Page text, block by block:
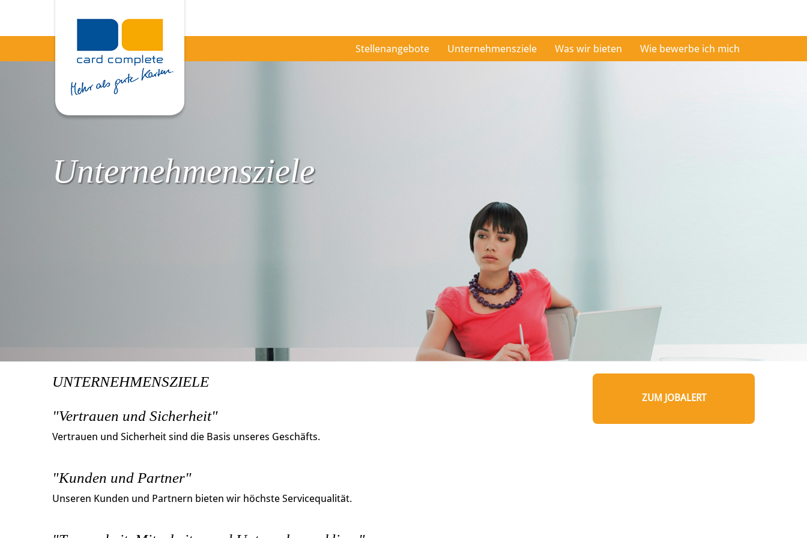
Stellenangebote Unternehmensziele Was wir bieten Wie bewerbe ich mich
Unternehmensziele
ZUM JOBALERT
UNTERNEHMENSZIELE
"Vertrauen und Sicherheit"
Vertrauen und Sicherheit sind die Basis unseres Geschäfts.
"Kunden und Partner"
Unseren Kunden und Partnern bieten wir höchste Servicequalität.